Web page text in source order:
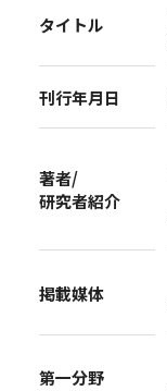
タイトル
刊行年月日
著者/
研究者紹介
掲載媒体
第一分野